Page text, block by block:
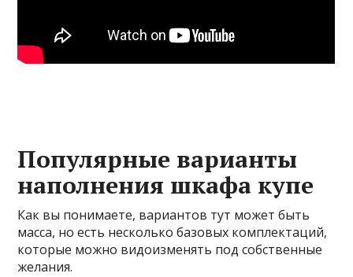
Популярные варианты
наполнения шкафа купе
Как вы понимаете, вариантов тут может быть
масса, но есть несколько базовых комплектаций,
которые можно видоизменять под собственные
желания.